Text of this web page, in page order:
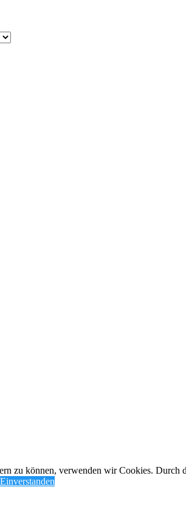
zu können, verwenden wir Cookies.
Einverstanden